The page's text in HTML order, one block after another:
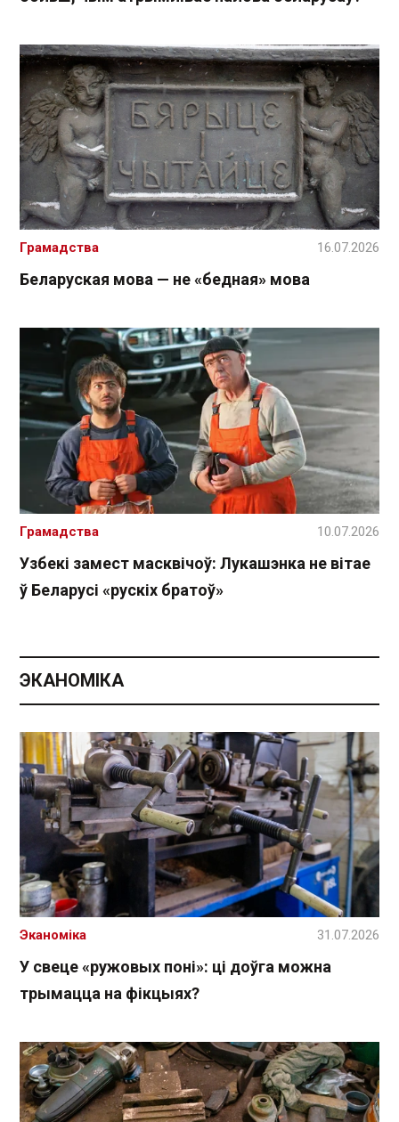
Беларуская мова — не «бедная» мова
Грамадства 16.07.2026
Узбекі замест масквічоў: Лукашэнка не вітае
ў Беларусі «рускіх братоў»
Грамадства 10.07.2026
ЭКАНОМІКА
У свеце «ружовых поні»: ці доўга можна
трымацца на фікцыях?
Эканоміка 31.07.2026